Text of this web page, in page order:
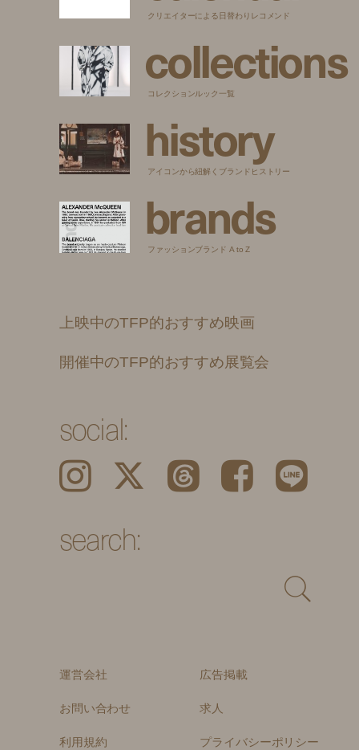
クリエイターによる日替わりレコメンド
collections
コレクションルック一覧
history
アイコンから紐解くブランドヒストリー
brands
ファッションブランド A to Z
上映中のTFP的おすすめ映画
開催中のTFP的おすすめ展覧会
social:
Instagram 𝕏 Threads Facebook LINE
search:
運営会社 広告掲載
お問い合わせ 求人
利用規約 プライバシーポリシー